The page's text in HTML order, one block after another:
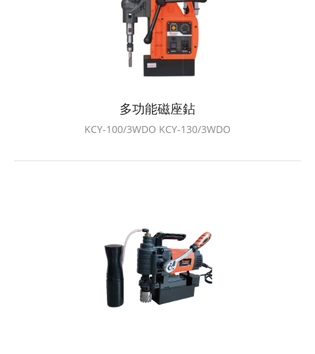
多功能磁座鉆
KCY-100/3WDO KCY-130/3WDO